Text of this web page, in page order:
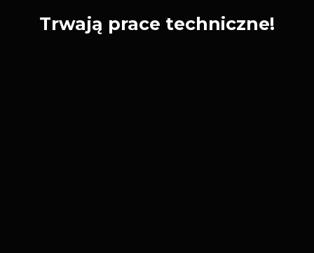
Trwają prace techniczne!